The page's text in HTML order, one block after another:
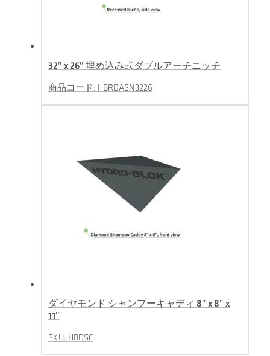
32″ x 26″ 埋め込み式ダブルアーチニッチ
商品コード: HBRDASN3226
ダイヤモンド シャンプーキャディ 8″ x 8″ x
11″
SKU: HBDSC